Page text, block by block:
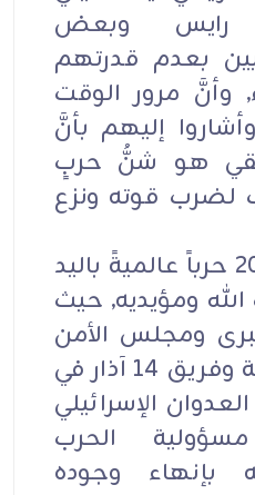
رايس وبعض
بعدم قدرتهم
مرور الوقت
إليهم بأنَّ
هو شنُّ حربٍ
لضرب قوته ونزع
كان عدوان تموز 2006 حرباً عالميةً باليد
ومؤيديه, حيث
ومجلس الأمن
وبعض الدول العربية وفريق 14 آذار في
الإسرائيلي
الحرب
بإنهاء وجوده